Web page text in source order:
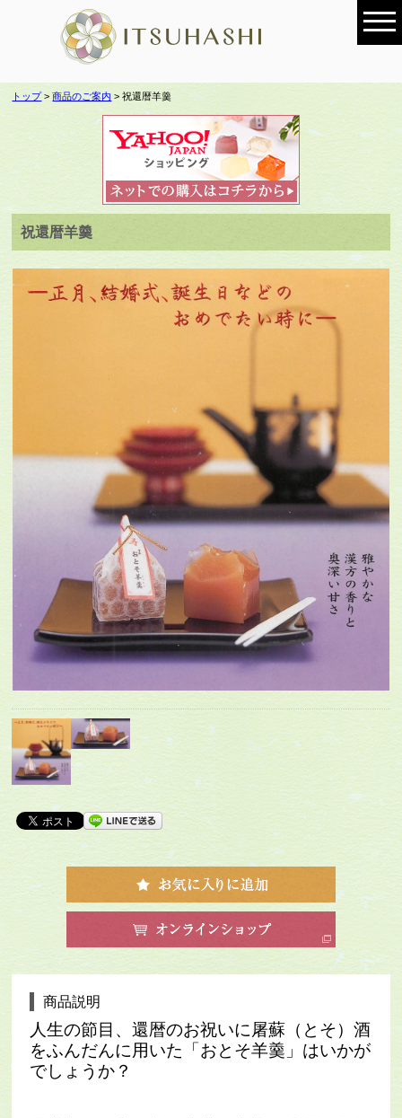
トップ>商品のご案内 > 祝還暦羊羹
祝還暦羊羹
商品説明
人生の節目、還暦のお祝いに屠蘇（とそ）酒
をふんだんに用いた「おとそ羊羹」はいかが
でしょうか？